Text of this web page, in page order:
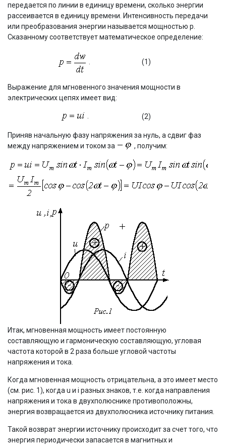
передается по линии в единицу времени, сколько энергии
рассеивается в единицу времени. Интенсивность передачи
или преобразования энергии называется мощностью р.
Сказанному соответствует математическое определение:
(1)
Выражение для мгновенного значения мощности в
электрических цепях имеет вид:
(2)
Приняв начальную фазу напряжения за нуль, а сдвиг фаз
между напряжением и током за
, получим:
Итак, мгновенная мощность имеет постоянную
составляющую и гармоническую составляющую, угловая
частота которой в 2 раза больше угловой частоты
напряжения и тока.
Когда мгновенная мощность отрицательна, а это имеет место
(см. рис. 1), когда u и i разных знаков, т.е. когда направления
напряжения и тока в двухполюснике противоположны,
энергия возвращается из двухполюсника источнику питания.
Такой возврат энергии источнику происходит за счет того, что
энергия периодически запасается в магнитных и